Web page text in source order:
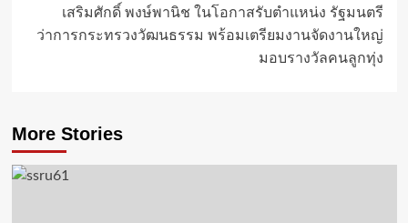
เสริมศักดิ์ พงษ์พานิช ในโอกาสรับตำแหน่ง รัฐมนตรี
ว่าการกระทรวงวัฒนธรรม พร้อมเตรียมงานจัดงานใหญ่
มอบรางวัลคนลูกทุ่ง
More Stories